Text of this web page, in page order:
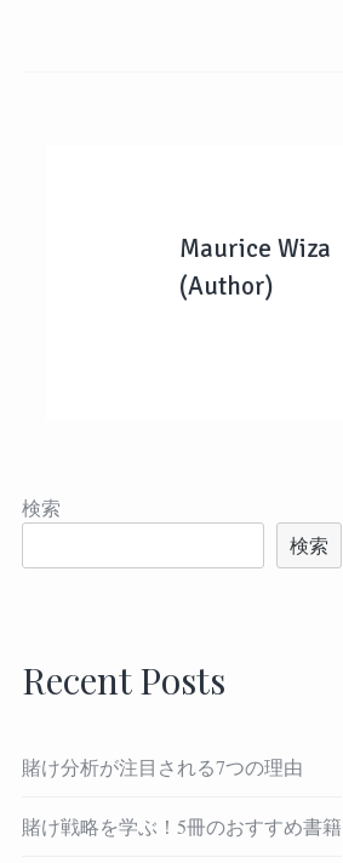
Maurice Wiza
(Author)
検索
検索
Recent Posts
賭け分析が注目される7つの理由
賭け戦略を学ぶ！5冊のおすすめ書籍